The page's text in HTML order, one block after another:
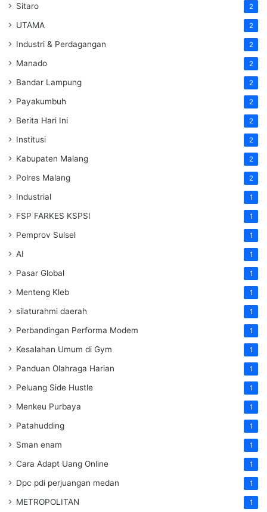
Sitaro 2
UTAMA 2
Industri & Perdagangan 2
Manado 2
Bandar Lampung 2
Payakumbuh 2
Berita Hari Ini 2
Institusi 2
Kabupaten Malang 2
Polres Malang 2
Industrial 1
FSP FARKES KSPSI 1
Pemprov Sulsel 1
AI 1
Pasar Global 1
Menteng Kleb 1
silaturahmi daerah 1
Perbandingan Performa Modem 1
Kesalahan Umum di Gym 1
Panduan Olahraga Harian 1
Peluang Side Hustle 1
Menkeu Purbaya 1
Patahudding 1
Sman enam 1
Cara Adapt Uang Online 1
Dpc pdi perjuangan medan 1
METROPOLITAN 1